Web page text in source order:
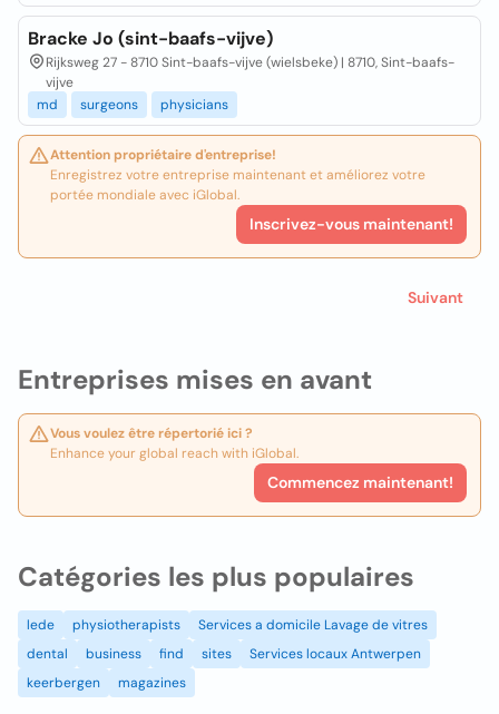
Entreprises mises en avant
Vous voulez être répertorié ici ?
Enhance your global reach with iGlobal.
Commencez maintenant!
Bracke Jo (sint-baafs-vijve)
Rijksweg 27 - 8710 Sint-baafs-vijve (wielsbeke) | 8710, Sint-baafs-
vijve
md
surgeons physicians
Attention propriétaire d'entreprise!
Enregistrez votre entreprise maintenant et améliorez votre
portée mondiale avec iGlobal.
Inscrivez-vous maintenant!
Suivant
Catégories les plus populaires
lede physiotherapists
Services a domicile Lavage de vitres
dental
business find sites
Services locaux Antwerpen
keerbergen
magazines